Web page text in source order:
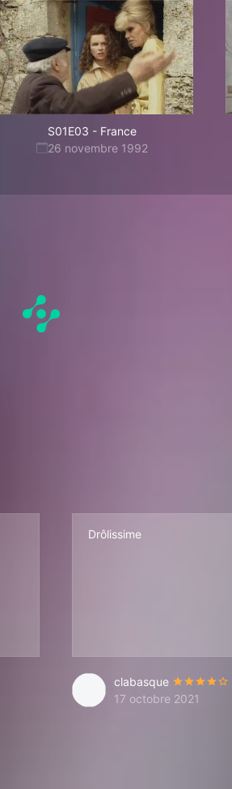
S01E03 - France
26 novembre 1992
Drôlissime
clabasque
17 octobre 2021